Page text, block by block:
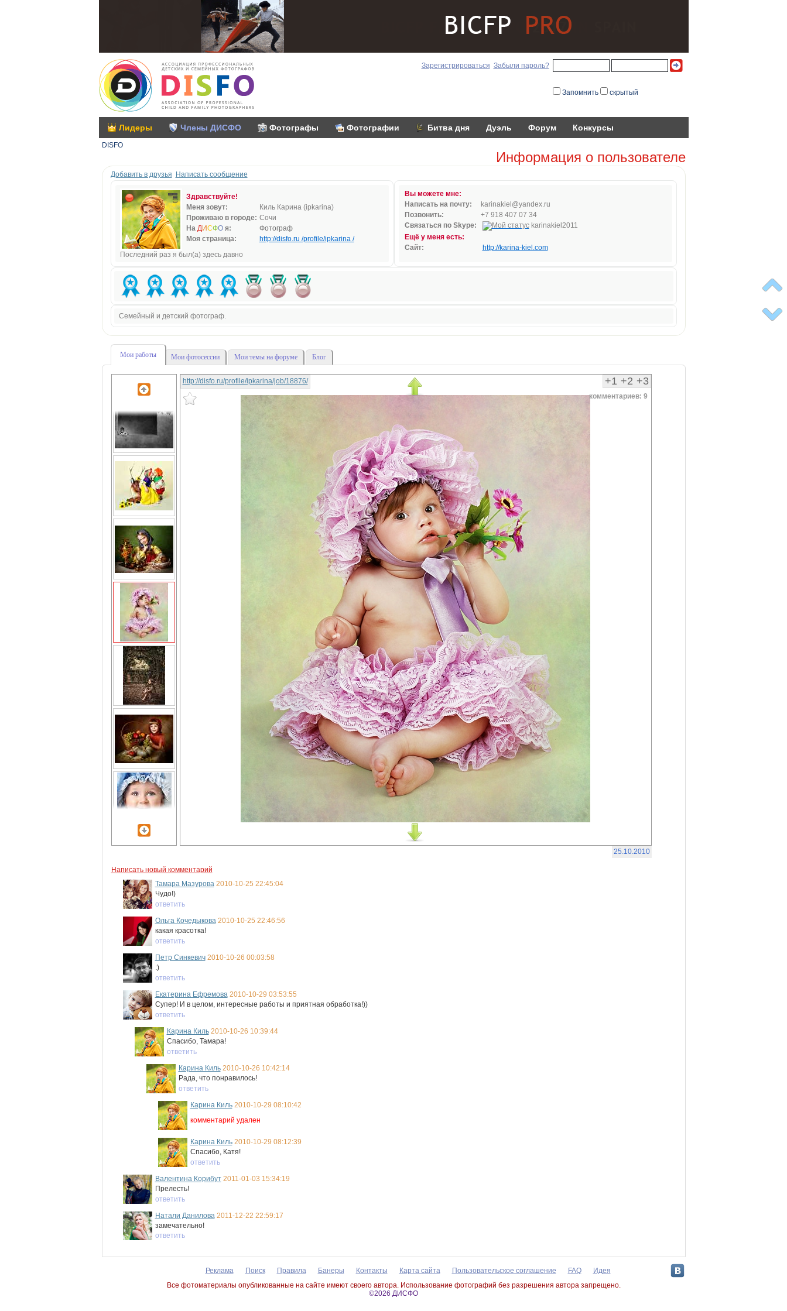
Зарегистрироваться Забыли пароль?
Запомнить скрытый
Лидеры Члены ДИСФО Фотографы Фотографии Битва дня Дуэль Форум Конкурсы
DISFO
Информация о пользователе
Добавить в друзья Написать сообщение
Здравствуйте!
Меня зовут:
Киль Карина (ipkarina)
Проживаю в городе: Сочи
На ДИСФОя:
Фотограф
Моя страница:
http://disfo.ru /profile/ipkarina /
Последний раз я был(а) здесь давно
Вы можете мне:
Написать на почту:
karinakiel@yandex.ru
Позвонить:
+7 918 407 07 34
Связаться по Skype:
karinakiel2011
Ещё у меня есть:
Сайт:
http://karina-kiel.com
Семейный и детский фотограф.
Мои работы Мои фотосессии Мои темы на форуме Блог
+1 +2 +3
комментариев: 9
http://disfo.ru/profile/ipkarina/job/18876/
25.10.2010
Написать новый комментарий
Тамара Мазурова 2010-10-25 22:45:04
Чудо!)
ответить
Ольга Кочедыкова 2010-10-25 22:46:56
какая красотка!
ответить
Петр Синкевич 2010-10-26 00:03:58
:)
ответить
Екатерина Ефремова 2010-10-29 03:53:55
Супер! И в целом, интересные работы и приятная обработка!))
ответить
Карина Киль 2010-10-26 10:39:44
Спасибо, Тамара!
ответить
Карина Киль 2010-10-26 10:42:14
Рада, что понравилось!
ответить
Карина Киль 2010-10-29 08:10:42
комментарий удален
Карина Киль 2010-10-29 08:12:39
Спасибо, Катя!
ответить
Валентина Корибут 2011-01-03 15:34:19
Прелесть!
ответить
Натали Данилова 2011-12-22 22:59:17
замечательно!
ответить
Реклама Поиск Правила Банеры Контакты Карта сайта Пользовательское соглашение FAQ
Идея
Все фотоматериалы опубликованные на сайте имеют своего автора. Использование фотографий без разрешения автора запрещено.
©2026 ДИСФО